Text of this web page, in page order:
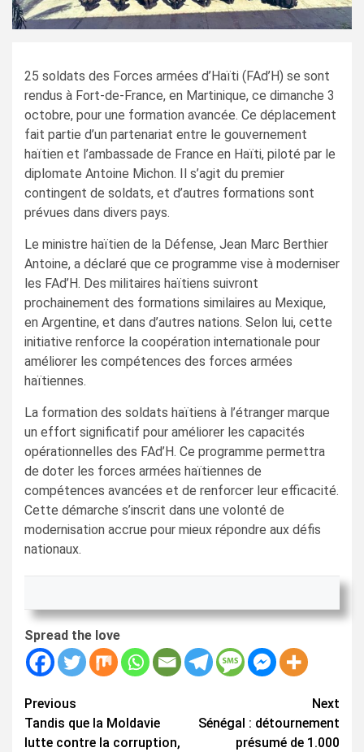
25 soldats des Forces armées d’Haïti (FAd’H) se sont
rendus à Fort-de-France, en Martinique, ce dimanche 3
octobre, pour une formation avancée. Ce déplacement
fait partie d’un partenariat entre le gouvernement
haïtien et l’ambassade de France en Haïti, piloté par le
diplomate Antoine Michon. Il s’agit du premier
contingent de soldats, et d’autres formations sont
prévues dans divers pays.
Le ministre haïtien de la Défense, Jean Marc Berthier
Antoine, a déclaré que ce programme vise à moderniser
les FAd’H. Des militaires haïtiens suivront
prochainement des formations similaires au Mexique,
en Argentine, et dans d’autres nations. Selon lui, cette
initiative renforce la coopération internationale pour
améliorer les compétences des forces armées
haïtiennes.
La formation des soldats haïtiens à l’étranger marque
un effort significatif pour améliorer les capacités
opérationnelles des FAd’H. Ce programme permettra
de doter les forces armées haïtiennes de
compétences avancées et de renforcer leur efficacité.
Cette démarche s’inscrit dans une volonté de
modernisation accrue pour mieux répondre aux défis
nationaux.
Spread the love
Continue
Reading
Previous
Tandis que la Moldavie
lutte contre la corruption,
Next
Sénégal : détournement
présumé de 1.000